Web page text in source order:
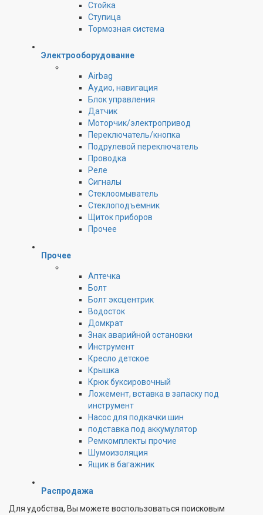
Стойка
Ступица
Тормозная система
Электрооборудование
Airbag
Аудио, навигация
Блок управления
Датчик
Моторчик/электропривод
Переключатель/кнопка
Подрулевой переключатель
Проводка
Реле
Сигналы
Стеклоомыватель
Стеклоподъемник
Щиток приборов
Прочее
Прочее
Аптечка
Болт
Болт эксцентрик
Водосток
Домкрат
Знак аварийной остановки
Инструмент
Кресло детское
Крышка
Крюк буксировочный
Ложемент, вставка в запаску под
инструмент
Насос для подкачки шин
подставка под аккумулятор
Ремкомплекты прочие
Шумоизоляция
Ящик в багажник
Распродажа
Для удобства, Вы можете воспользоваться поисковым